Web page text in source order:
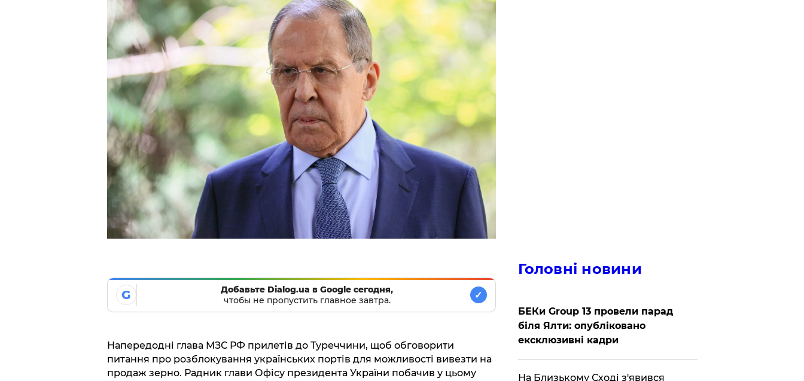
G
Добавьте Dialog.ua в Google сегодня,
чтобы не пропустить главное завтра.
✓
Напередодні глава МЗС РФ прилетів до Туреччини, щоб обговорити
питання про розблокування українських портів для можливості вивезти на
продаж зерно. Радник глави Офісу президента України побачив у цьому
Головні новини
БЕКи Group 13 провели парад
біля Ялти: опубліковано
ексклюзивні кадри
На Близькому Сході з'явився